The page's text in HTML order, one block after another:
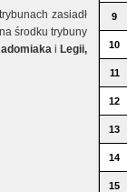
zasiadł
środku trybuny
i Legii,
9
10
11
12
13
14
15